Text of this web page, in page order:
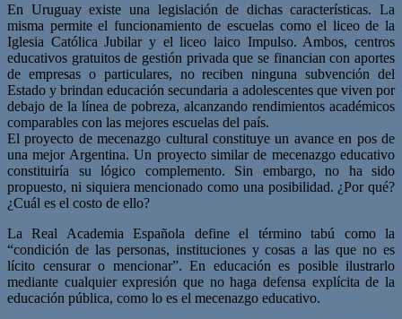
En Uruguay existe una legislación de dichas características. La
misma permite el funcionamiento de escuelas como el liceo de la
Iglesia Católica Jubilar y el liceo laico Impulso. Ambos, centros
educativos gratuitos de gestión privada que se financian con aportes
de empresas o particulares, no reciben ninguna subvención del
Estado y brindan educación secundaria a adolescentes que viven por
debajo de la línea de pobreza, alcanzando rendimientos académicos
comparables con las mejores escuelas del país.
El proyecto de mecenazgo cultural constituye un avance en pos de
una mejor Argentina. Un proyecto similar de mecenazgo educativo
constituiría su lógico complemento. Sin embargo, no ha sido
propuesto, ni siquiera mencionado como una posibilidad. ¿Por qué?
¿Cuál es el costo de ello?
La Real Academia Española define el término tabú como la
“condición de las personas, instituciones y cosas a las que no es
lícito censurar o mencionar”. En educación es posible ilustrarlo
mediante cualquier expresión que no haga defensa explícita de la
educación pública, como lo es el mecenazgo educativo.